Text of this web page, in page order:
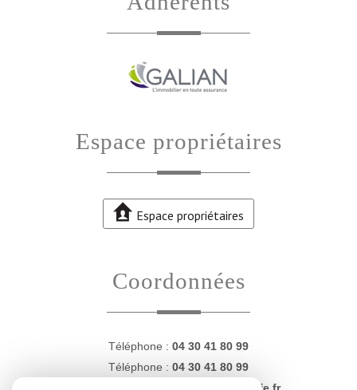
espace propriétaires
Espace propriétaires
coordonnées
Téléphone : 04 30 41 80 99
Téléphone : 04 30 41 80 99